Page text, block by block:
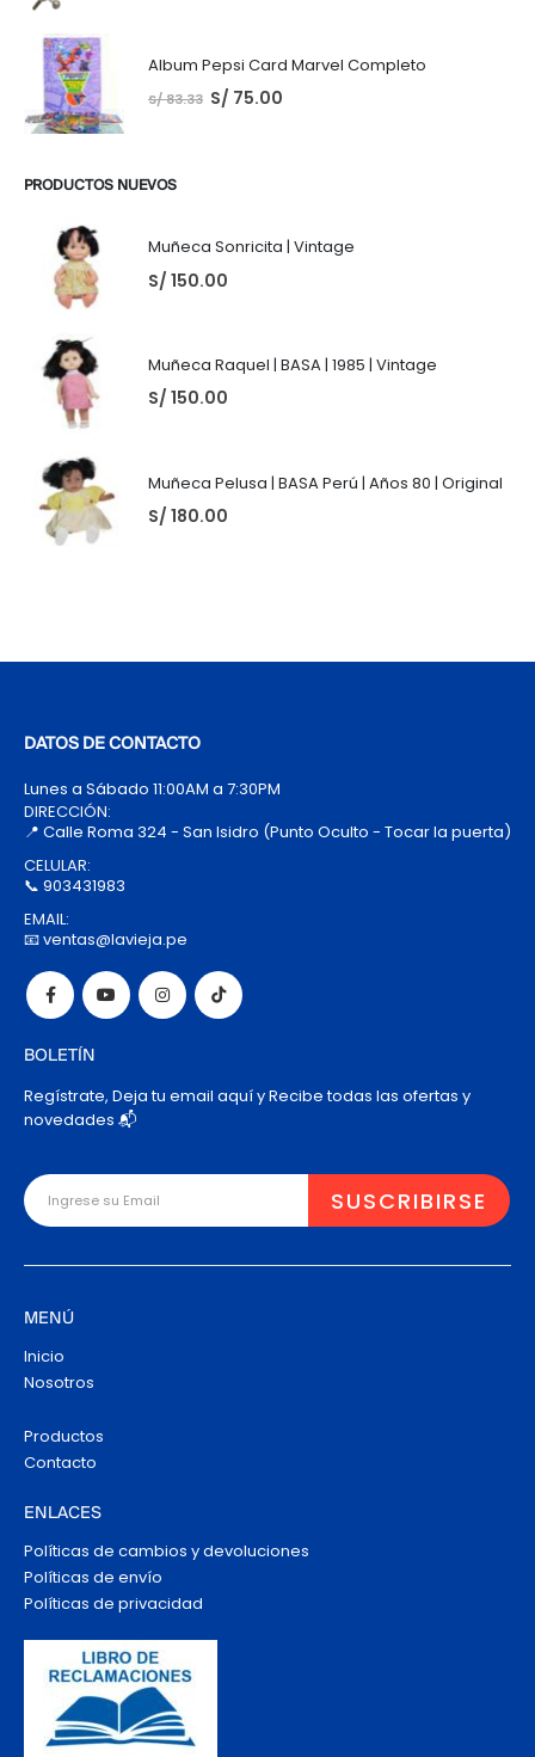
Album Pepsi Card Marvel Completo
S/83.33 S/ 75.00
PRODUCTOS NUEVOS
Muñeca Sonricita | Vintage
S/ 150.00
Muñeca Raquel | BASA | 1985 | Vintage
S/ 150.00
Muñeca Pelusa | BASA Perú | Años 80 | Original
S/ 180.00
DATOS DE CONTACTO
Lunes a Sábado 11:00AM a 7:30PM
DIRECCIÓN:
📍 Calle Roma 324 - San Isidro (Punto Oculto - Tocar la puerta)
CELULAR:
📞 903431983
EMAIL:
📧 ventas@lavieja.pe
BOLETÍN
Regístrate, Deja tu email aquí y Recibe todas las ofertas y
novedades 📬
MENÚ
Inicio
Nosotros
Productos
Contacto
ENLACES
Políticas de cambios y devoluciones
Políticas de envío
Políticas de privacidad